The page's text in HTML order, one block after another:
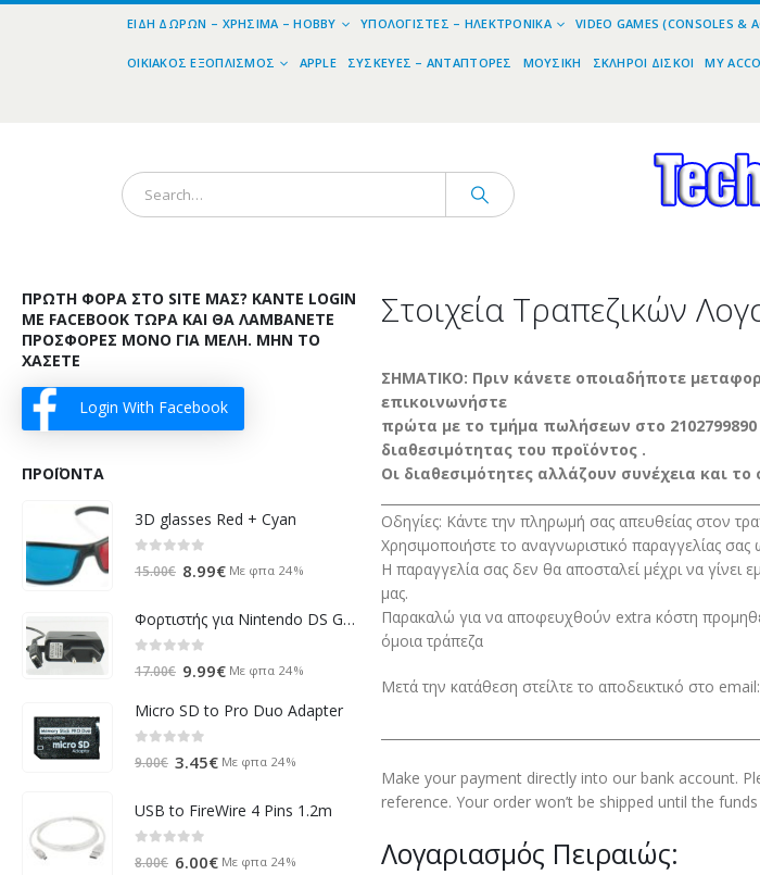
ΕΊΔΗ ΔΏΡΩΝ – ΧΡΉΣΙΜΑ – HOBBY ΥΠΟΛΟΓΙΣΤΈΣ – ΗΛΕΚΤΡΟΝΙΚΆ VIDEO GAMES (CONSOLES &
ΟΙΚΙΑΚΌΣ ΕΞΟΠΛΙΣΜΌΣ APPLE ΣΥΣΚΕΥΈΣ – ΑΝΤΆΠΤΟΡΕΣ ΜΟΥΣΙΚΉ ΣΚΛΗΡΟΊ ΔΊΣΚΟΙ MY
Στοιχεία Τραπεζικών
ΣΗΜΑΤΙΚΟ: Πριν κάνετε οποιαδήποτε
επικοινωνήστε
πρώτα με το τμήμα πωλήσεων στο
διαθεσιμότητας του προϊόντος .
Οι διαθεσιμότητες αλλάζουν συνέχεια και
Οδηγίες: Κάντε την πληρωμή σας απευθείας στον
Χρησιμοποιήστε το αναγνωριστικό παραγγελίας
Η παραγγελία σας δεν θα αποσταλεί μέχρι να
μας.
Παρακαλώ για να αποφευχθούν extra κόστη
όμοια τράπεζα
Μετά την κατάθεση στείλτε το αποδεικτικό στο
Make your payment directly into our bank account.
reference. Your order won’t be shipped until the
Λογαριασμός Πειραιώς:
ΠΡΏΤΗ ΦΟΡΆ ΣΤΟ SITE ΜΑΣ? ΚΆΝΤΕ LOGIN
ΜΕ FACEBOOK ΤΏΡΑ ΚΑΙ ΘΑ ΛΑΜΒΆΝΕΤΕ
ΠΡΟΣΦΟΡΈΣ ΜΌΝΟ ΓΙΑ ΜΈΛΗ. ΜΗΝ ΤΟ
ΧΆΣΕΤΕ
Login With Facebook
ΠΡΟΪΌΝΤΑ
3D glasses Red + Cyan
15.00€ Original
was:
15.00€.
8.99€Η
τιμή
8.99€.
Με φπα 24%
Φορτιστής για Nintendo DS Game Boy Advance SP (GBA)
17.00€ Original
was:
17.00€.
9.99€Η
τιμή
9.99€.
Με φπα 24%
Micro SD to Pro Duo Adapter
9.00€ Original
was:
9.00€.
3.45€Η
τιμή
3.45€.
Με φπα 24%
USB to FireWire 4 Pins 1.2m
8.00€ Original
6.00€ΗΜε φπα 24%